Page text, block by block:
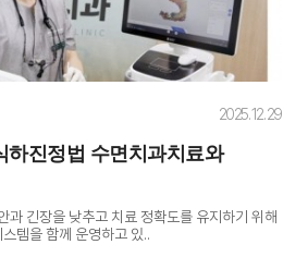
2025. 12. 29
하진정법 수면치과치료와
과 긴장을 낮추고 치료 정확도를 유지하기 위해
템을 함께 운영하고 있..